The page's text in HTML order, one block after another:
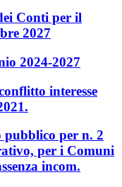
Conti per il
2027
2024-2027
interesse
pubblico per n. 2
per i Comuni
incom.